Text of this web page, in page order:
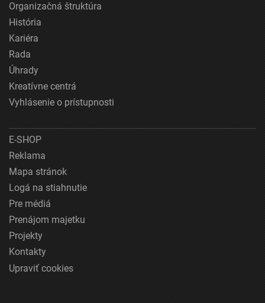
Organizačná štruktúra
História
Kariéra
Rada
Úhrady
Kreatívne centrá
Vyhlásenie o prístupnosti
E-SHOP
Reklama
Mapa stránok
Logá na stiahnutie
Pre médiá
Prenájom majetku
Projekty
Kontakty
Upraviť cookies